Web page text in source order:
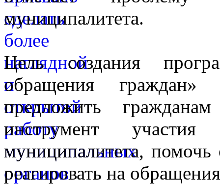
муниципалитета.
Цель создания
обращения
предложить
инструмент
муниципалитета, помочь
реагировать на